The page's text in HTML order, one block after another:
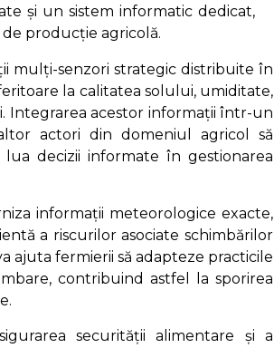
și un sistem informatic dedicat,
producție agricolă.
mulți-senzori strategic distribuite în
la calitatea solului, umiditate,
Integrarea acestor informații într-un
actori din domeniul agricol să
decizii informate în gestionarea
informații meteorologice exacte,
a riscurilor asociate schimbărilor
ajuta fermierii să adapteze practicile
contribuind astfel la sporirea
securității alimentare și a